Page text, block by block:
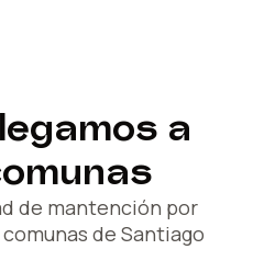
a
de mantención por
de Santiago